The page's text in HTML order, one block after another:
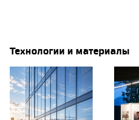
Технологии и материалы